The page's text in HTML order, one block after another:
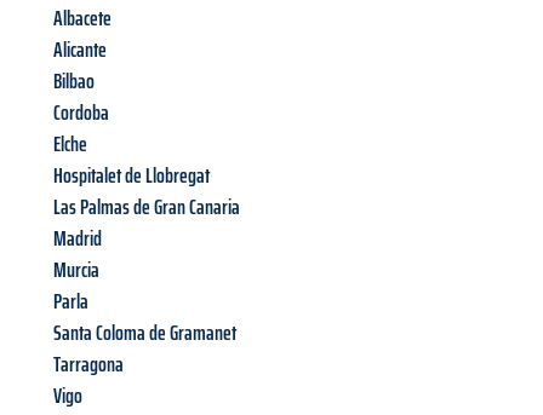
Albacete
Alicante
Bilbao
Cordoba
Elche
Hospitalet de Llobregat
Las Palmas de Gran Canaria
Madrid
Murcia
Parla
Santa Coloma de Gramanet
Tarragona
Vigo